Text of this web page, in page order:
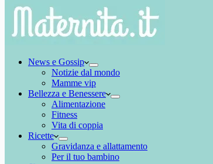
News e Gossip
Notizie dal mondo
Mamme vip
Bellezza e Benessere
Alimentazione
Fitness
Vita di coppia
Ricette
Gravidanza e allattamento
Per il tuo bambino